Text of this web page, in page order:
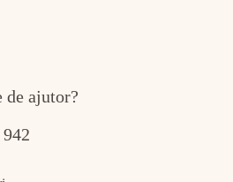
de ajutor?